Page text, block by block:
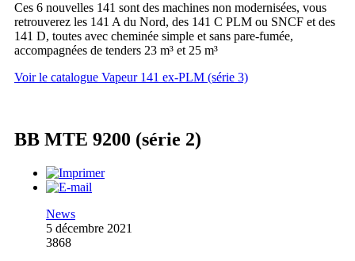
Ces 6 nouvelles 141 sont des machines non modernisées, vous
retrouverez les 141 A du Nord, des 141 C PLM ou SNCF et des
141 D, toutes avec cheminée simple et sans pare-fumée,
accompagnées de tenders 23 m³ et 25 m³
Voir le catalogue Vapeur 141 ex-PLM (série 3)
BB MTE 9200 (série 2)
News
5 décembre 2021
3868